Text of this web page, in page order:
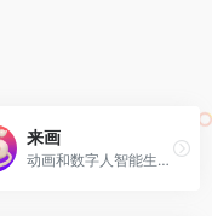
来画
动画和数字人智能生成平台